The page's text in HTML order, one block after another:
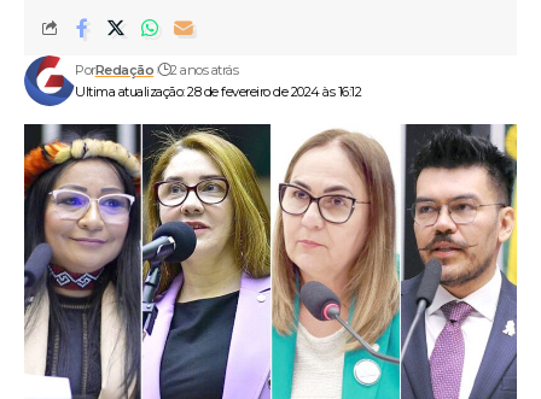
Ultima atualização: 28 de fevereiro de 2024 às 16:12
PorRedação 2 anos atrás